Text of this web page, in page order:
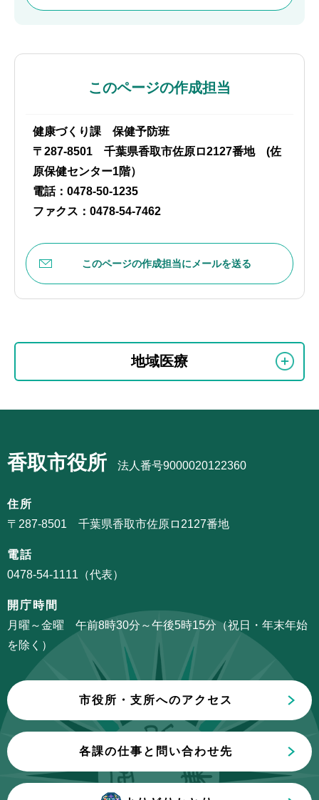
このページの作成担当
健康づくり課 保健予防班
〒287-8501 千葉県香取市佐原ロ2127番地 (佐
原保健センター1階）
電話：0478-50-1235
ファクス：0478-54-7462
このページの作成担当にメールを送る
こ
ビ
ー
シ
ン
こ
こ
か
地域医療
ナ
ゲ
ー
ョ
ン
こ
こ
ま
香取市役所 法人番号9000020122360
住所
〒287-8501 千葉県香取市佐原ロ2127番地
電話
0478-54-1111（代表）
開庁時間
月曜～金曜 午前8時30分～午後5時15分（祝日・年末年始
を除く）
市役所・支所へのアクセス
各課の仕事と問い合わせ先